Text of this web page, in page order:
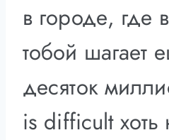
в городе, где
тобой шагает
десяток
is difficult хоть